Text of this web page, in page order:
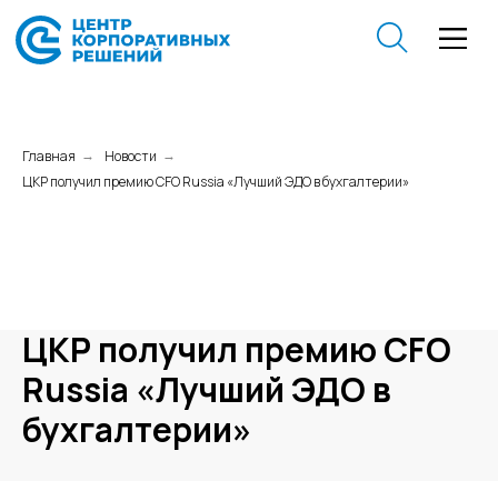
Главная → Новости →
ЦКР получил премию CFO Russia «Лучший ЭДО в бухгалтерии»
ЦКР получил премию CFO
Russia «Лучший ЭДО в
бухгалтерии»